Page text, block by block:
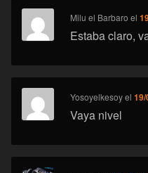
Milu el Barbaro el
Estaba claro,
Yosoyelkesoyel
Vaya nivel